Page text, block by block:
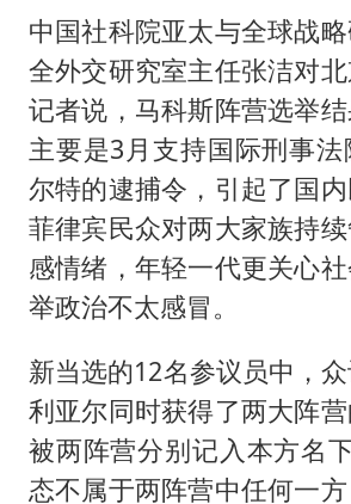
中国社科院亚太与全球战
全外交研究室主任张洁对
记者说，马科斯阵营选举结
主要是3月支持国际刑事
尔特的逮捕令，引起了国内
菲律宾民众对两大家族持
感情绪，年轻一代更关心
举政治不太感冒。
新当选的12名参议员中，
利亚尔同时获得了两大阵
被两阵营分别记入本方名
态不属于两阵营中任何一